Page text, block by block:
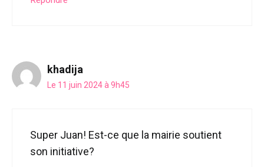
khadija
Le 11 juin 2024 à 9h45
Super Juan! Est-ce que la mairie soutient
son initiative?